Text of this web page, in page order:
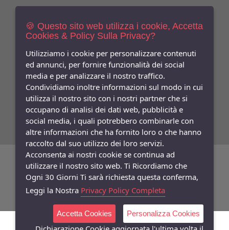
NewslettersIscriviti Gratis
Indica qui la tua email per ricevere sconti e newsletter.
Consenso
Privacy
Facebook
SeguiciSu
©Copyright 2026 Bifulco Abbigliamento- P.Iva: 07252141218
Powered:synchrosystem labs- Design:adesigner
🍪 Questo sito web utilizza i cookie, Accetta
Cookies & Policy Sulla Privacy?
Utilizziamo i cookie per personalizzare contenuti
ed annunci, per fornire funzionalità dei social
media e per analizzare il nostro traffico.
Condividiamo inoltre informazioni sul modo in cui
utilizza il nostro sito con i nostri partner che si
occupano di analisi dei dati web, pubblicità e
social media, i quali potrebbero combinarle con
altre informazioni che ha fornito loro o che hanno
raccolto dal suo utilizzo dei loro servizi.
Acconsenta ai nostri cookie se continua ad
utilizzare il nostro sito web. Ti Ricordiamo che
Ogni 30 Giorni Ti sarà richiesta questa conferma,
Leggi la Nostra Privacy Policy Completa
Accetta Cookies Personalizza Cookies